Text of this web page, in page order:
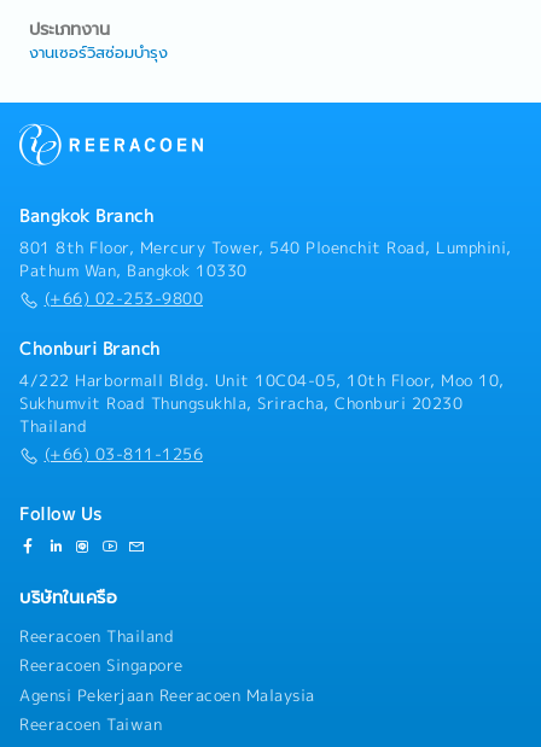
ประเภทงาน
งานเซอร์วิสซ่อมบำรุง
Bangkok Branch
801 8th Floor, Mercury Tower, 540 Ploenchit Road, Lumphini,
Pathum Wan, Bangkok 10330
(+66) 02-253-9800
Chonburi Branch
4/222 Harbormall Bldg. Unit 10C04-05, 10th Floor, Moo 10,
Sukhumvit Road Thungsukhla, Sriracha, Chonburi 20230
Thailand
(+66) 03-811-1256
Follow Us
บริษัทในเครือ
Reeracoen Thailand
Reeracoen Singapore
Agensi Pekerjaan Reeracoen Malaysia
Reeracoen Taiwan